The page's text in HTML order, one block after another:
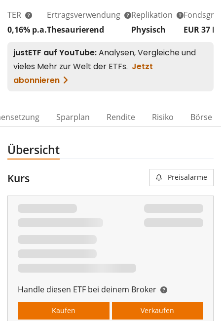
TER
0,16% p.a.
Ertragsverwendung
Thesaurierend
Replikation
Physisch
EUR 37
Sparplan Rendite Risiko Börse
Übersicht
Kurs Preisalarme
Handle diesen ETF bei deinem Broker
Kaufen Verkaufen